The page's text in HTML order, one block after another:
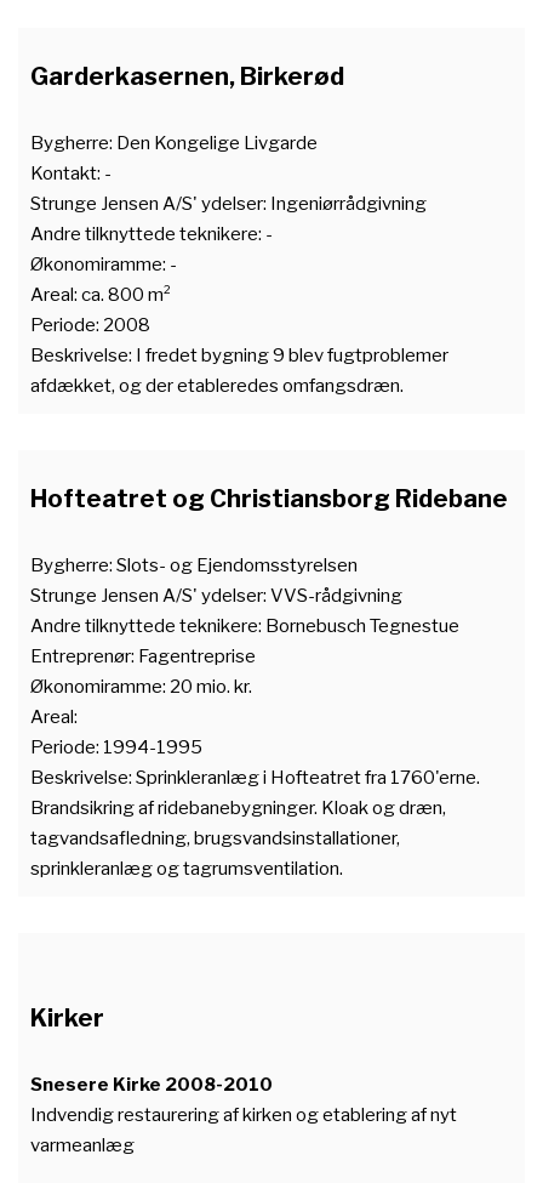
Garderkasernen, Birkerød
Bygherre: Den Kongelige Livgarde
Kontakt: -
Strunge Jensen A/S' ydelser: Ingeniørrådgivning
Andre tilknyttede teknikere: -
Økonomiramme: -
Areal: ca. 800 m²
Periode: 2008
Beskrivelse: I fredet bygning 9 blev fugtproblemer
afdækket, og der etableredes omfangsdræn.
Hofteatret og Christiansborg Ridebane
Bygherre: Slots- og Ejendomsstyrelsen
Strunge Jensen A/S' ydelser: VVS-rådgivning
Andre tilknyttede teknikere: Bornebusch Tegnestue
Entreprenør: Fagentreprise
Økonomiramme: 20 mio. kr.
Areal:
Periode: 1994-1995
Beskrivelse: Sprinkleranlæg i Hofteatret fra 1760'erne.
Brandsikring af ridebanebygninger. Kloak og dræn,
tagvandsafledning, brugsvandsinstallationer,
sprinkleranlæg og tagrumsventilation.
Kirker
Snesere Kirke 2008-2010
Indvendig restaurering af kirken og etablering af nyt
varmeanlæg